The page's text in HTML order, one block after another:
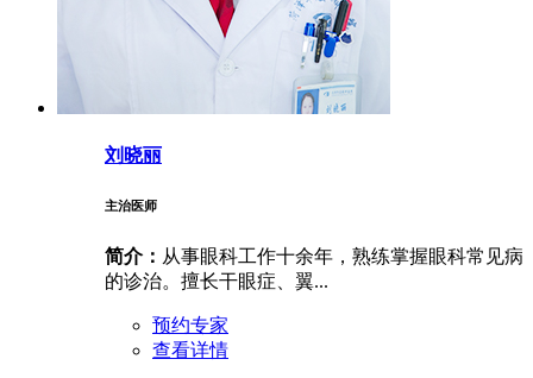
刘晓丽
主治医师
简介： 从事眼科工作十余年，熟练掌握眼科常见病
的诊治。擅长干眼症、翼...
预约专家
查看详情